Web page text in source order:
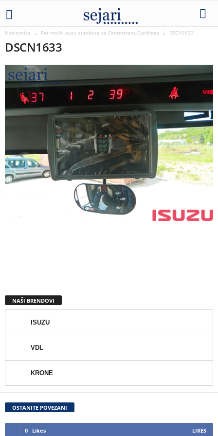
Naslovnica Pet novih Isuzu autobusa za Centrotrans-Eurolines DSCN1633
DSCN1633
NAŠI BRENDOVI
ISUZU
VDL
KRONE
OSTANITE POVEZANI
0 Likes LIKES